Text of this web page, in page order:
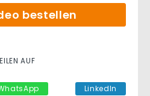
bestellen
AUF
LinkedIn